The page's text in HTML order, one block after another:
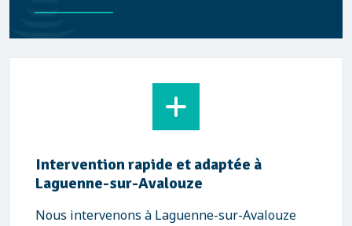
Intervention rapide et adaptée à
Laguenne-sur-Avalouze
Nous intervenons à Laguenne-sur-Avalouze